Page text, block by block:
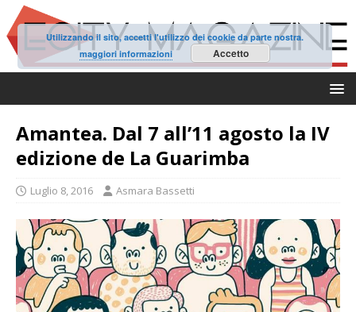
Amantea. Dal 7 all’11 agosto la IV
edizione de La Guarimba
Luglio 8, 2016 Asmara Bassetti
Utilizzando il sito, accetti l'utilizzo dei cookie da parte nostra.
maggiori informazioni
Accetto